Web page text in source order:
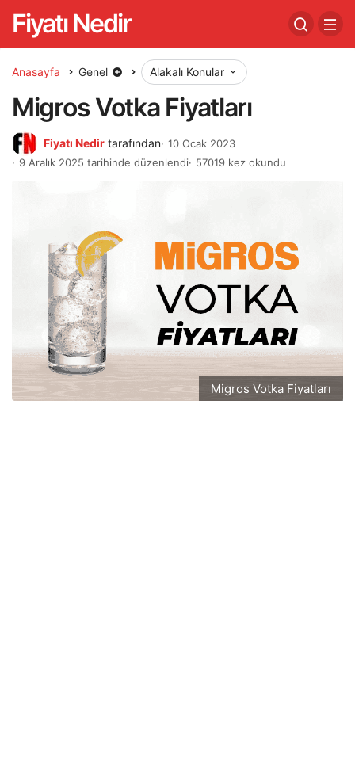
Fiyatı Nedir
Anasayfa Genel Alakalı Konular
Migros Votka Fiyatları
Fiyatı Nedir tarafından 10 Ocak 2023
9 Aralık 2025 tarihinde düzenlendi
57019 kez okundu
Migros Votka Fiyatları